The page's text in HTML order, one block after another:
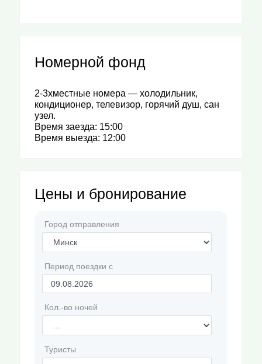
Номерной фонд
2-3хместные номера — холодильник,
кондиционер, телевизор, горячий душ, сан
узел.
Время заезда: 15:00
Время выезда: 12:00
Цены и бронирование
Город отправления
Период поездки с
Кол.-во ночей
Туристы